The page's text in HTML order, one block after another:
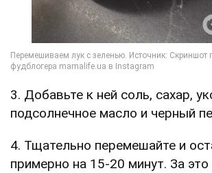
3. Добавьте к ней соль, сахар,
подсолнечное масло и черный
4. Тщательно перемешайте и
примерно на 15-20 минут. За